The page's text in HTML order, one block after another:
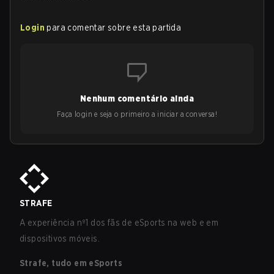
Login para comentar sobre esta partida
Nenhum comentário ainda
Faça login e seja o primeiro a iniciar a conversa!
STRAFE
A experiência nº1 dos fãs de eSports na web e em
dispositivos móveis.
Strafe, tudo em eSports